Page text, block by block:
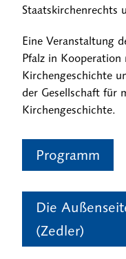
Staatskirchenrechts
Eine Veranstaltung
Pfalz in
Kirchengeschichte
der Gesellschaft für
Kirchengeschichte.
Programm
Die
(Zedler)